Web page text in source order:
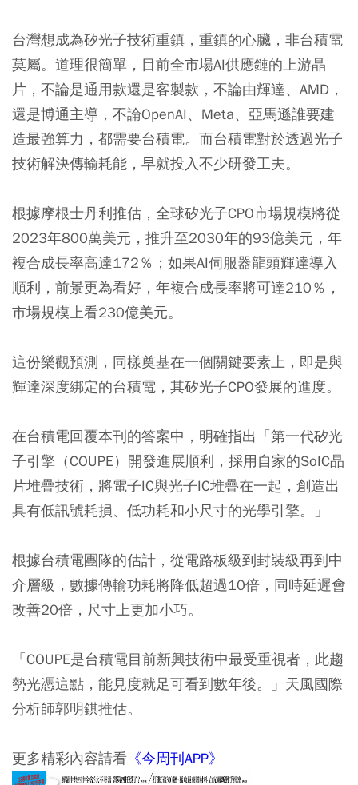
台灣想成為矽光子技術重鎮，重鎮的心臟，非台積電
莫屬。道理很簡單，目前全市場AI供應鏈的上游晶
片，不論是通用款還是客製款，不論由輝達、AMD，
還是博通主導，不論OpenAI、Meta、亞馬遜誰要建
造最強算力，都需要台積電。而台積電對於透過光子
技術解決傳輸耗能，早就投入不少研發工夫。
根據摩根士丹利推估，全球矽光子CPO市場規模將從
2023年800萬美元，推升至2030年的93億美元，年
複合成長率高達172％；如果AI伺服器龍頭輝達導入
順利，前景更為看好，年複合成長率將可達210％，
市場規模上看230億美元。
這份樂觀預測，同樣奠基在一個關鍵要素上，即是與
輝達深度綁定的台積電，其矽光子CPO發展的進度。
在台積電回覆本刊的答案中，明確指出「第一代矽光
子引擎（COUPE）開發進展順利，採用自家的SoIC晶
片堆疊技術，將電子IC與光子IC堆疊在一起，創造出
具有低訊號耗損、低功耗和小尺寸的光學引擎。」
根據台積電團隊的估計，從電路板級到封裝級再到中
介層級，數據傳輸功耗將降低超過10倍，同時延遲會
改善20倍，尺寸上更加小巧。
「COUPE是台積電目前新興技術中最受重視者，此趨
勢光憑這點，能見度就足可看到數年後。」天風國際
分析師郭明錤推估。
更多精彩內容請看 《今周刊APP》